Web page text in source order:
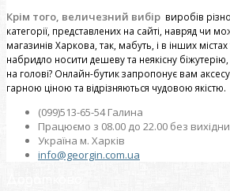
Крім того, величезний вибір виробів
категорії, представлених на сайті, навряд чи
магазинів Харкова, так, мабуть, і в інших
набридло носити дешеву та неякісну
на голові? Онлайн-бутик запропонує вам
гарною ціною та відрізняються чудовою якістю.
(099)513-65-54 Галина
Працюємо з 08.00 до 22.00 без
Україна м. Харків
info@georgin.com.ua